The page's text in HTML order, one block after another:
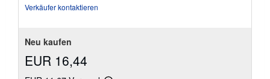
Verkäufer kontaktieren
Neu kaufen
EUR 16,44